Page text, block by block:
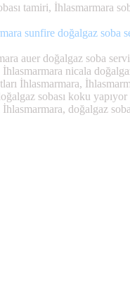
tamiri, İhlasmarmara
sunfire doğalgaz
auer doğalgaz soba
nicala
İhlasmarmara,
sobası koku
doğalgaz